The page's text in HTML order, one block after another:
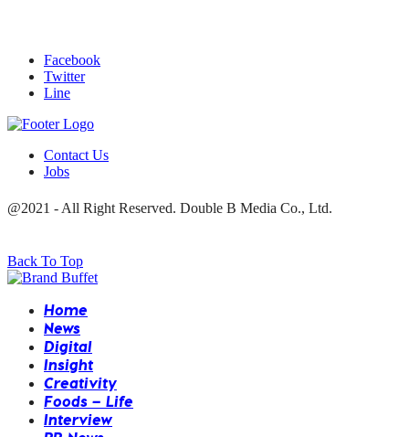
Facebook
Twitter
Line
Contact Us
Jobs
@2021 - All Right Reserved. Double B Media Co., Ltd.
Back To Top
Home
News
Digital
Insight
Creativity
Foods – Life
Interview